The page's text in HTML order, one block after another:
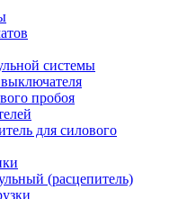
системы
пробоя
для силового
(расцепитель)